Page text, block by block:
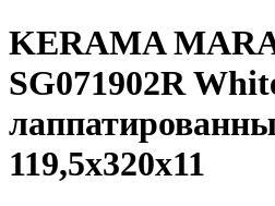
KERAMA
SG071902R
119,5x320х11